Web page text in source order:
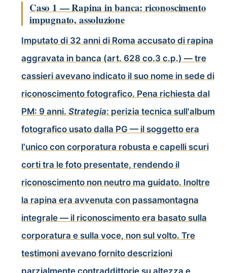
Caso 1 — Rapina in banca: riconoscimento
impugnato, assoluzione
Imputato di 32 anni di Roma accusato di rapina
aggravata in banca (art. 628 co.3 c.p.) — tre
cassieri avevano indicato il suo nome in sede di
riconoscimento fotografico. Pena richiesta dal
PM: 9 anni. Strategia: perizia tecnica sull'album
fotografico usato dalla PG — il soggetto era
l'unico con corporatura robusta e capelli scuri
corti tra le foto presentate, rendendo il
riconoscimento non neutro ma guidato. Inoltre
la rapina era avvenuta con passamontagna
integrale — il riconoscimento era basato sulla
corporatura e sulla voce, non sul volto. Tre
testimoni avevano fornito descrizioni
parzialmente contraddittorie su altezza e